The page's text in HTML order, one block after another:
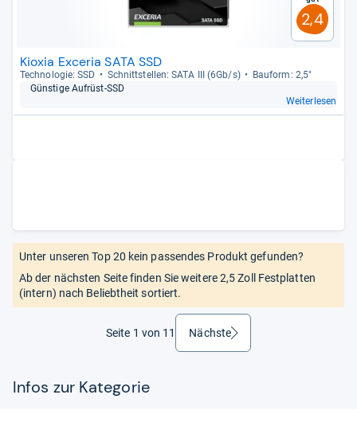
2,4
Kioxia Exceria SATA SSD
Tech­no­lo­gie: SSD Schnitt­stel­len: SATA III (6Gb/s)
Bau­form: 2,5"
Güns­tige Auf­rüst-​SSD
Weiterlesen
Unter unseren Top 20 kein passendes Produkt gefunden?
Ab der nächsten Seite finden Sie weitere 2,5 Zoll Festplatten
(intern) nach Beliebtheit sortiert.
Seite 1 von 11 Nächsteweiter
Infos zur Kategorie